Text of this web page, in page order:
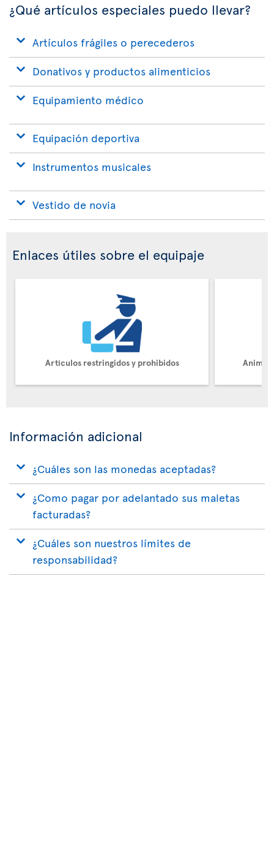
¿Qué artículos especiales puedo llevar?
Artículos frágiles o perecederos
Donativos y productos alimenticios
Equipamiento médico
Equipación deportiva
Instrumentos musicales
Vestido de novia
Enlaces útiles sobre el equipaje
Artículos restringidos y prohibidos
Información adicional
¿Cuáles son las monedas aceptadas?
¿Como pagar por adelantado sus maletas
facturadas?
¿Cuáles son nuestros límites de
responsabilidad?